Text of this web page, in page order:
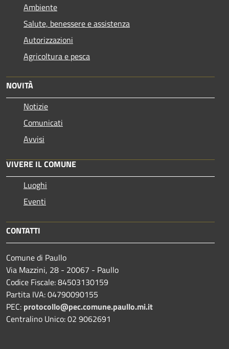
Ambiente
Salute, benessere e assistenza
Autorizzazioni
Agricoltura e pesca
NOVITÀ
Notizie
Comunicati
Avvisi
VIVERE IL COMUNE
Luoghi
Eventi
CONTATTI
Comune di Paullo
Via Mazzini, 28 - 20067 - Paullo
Codice Fiscale: 84503130159
Partita IVA: 04790090155
PEC: protocollo@pec.comune.paullo.mi.it
Centralino Unico: 02 9062691